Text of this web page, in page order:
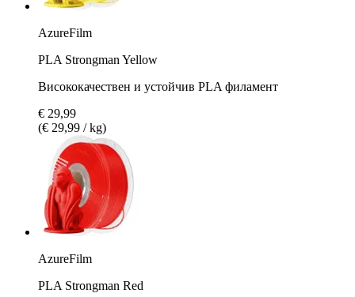
AzureFilm
PLA Strongman Yellow
Висококачествен и устойчив PLA филамент
€ 29,99
(€ 29,99 / kg)
AzureFilm
PLA Strongman Red